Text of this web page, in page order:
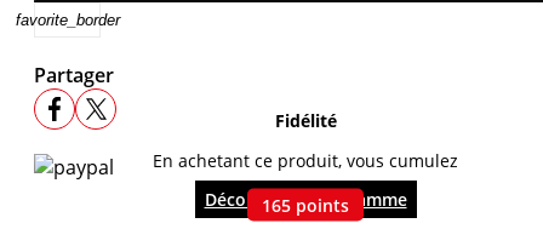
favorite_border
Partager
Fidélité
En achetant ce produit, vous cumulez
165 points
Découvrir le programme